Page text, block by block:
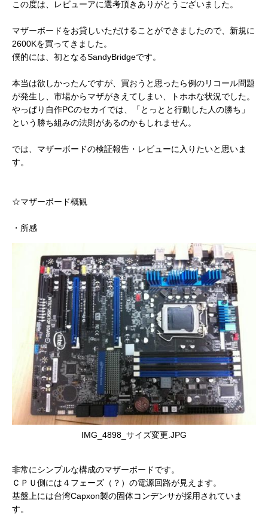
この度は、レビューアに選考頂きありがとうございました。
マザーボードをお貸しいただけることができましたので、新規に
2600Kを買ってきました。
僕的には、初となるSandyBridgeです。
本当は欲しかったんですが、買おうと思ったら例のリコール問題
が発生し、市場からマザがきえてしまい、トホホな状況でした。
やっぱり自作PCのセカイでは、「とっとと行動した人の勝ち」
という勝ち組みの法則があるのかもしれません。
では、マザーボードの検証報告・レビューに入りたいと思いま
す。
☆マザーボード概観
・所感
IMG_4898_サイズ変更.JPG
非常にシンプルな構成のマザーボードです。
ＣＰＵ側には４フェーズ（？）の電源回路が見えます。
基盤上には台湾Capxon製の固体コンデンサが採用されていま
す。